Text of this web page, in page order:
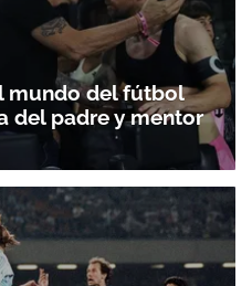
mundo del fútbol
del padre y mentor